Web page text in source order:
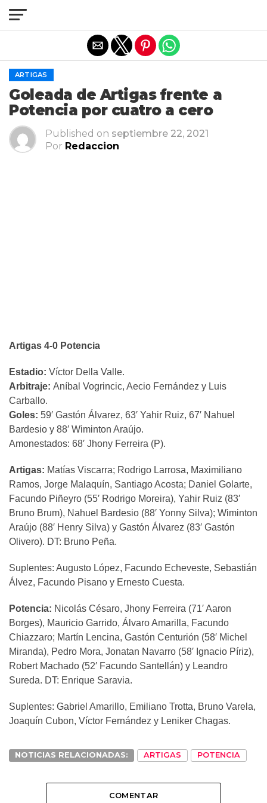
ARTIGAS
Goleada de Artigas frente a
Potencia por cuatro a cero
Published on septiembre 22, 2021
Por Redaccion
Artigas 4-0 Potencia
Estadio: Víctor Della Valle.
Arbitraje: Aníbal Vogrincic, Aecio Fernández y Luis
Carballo.
Goles: 59′ Gastón Álvarez, 63′ Yahir Ruiz, 67′ Nahuel
Bardesio y 88′ Wiminton Araújo.
Amonestados: 68′ Jhony Ferreira (P).
Artigas: Matías Viscarra; Rodrigo Larrosa, Maximiliano
Ramos, Jorge Malaquín, Santiago Acosta; Daniel Golarte,
Facundo Piñeyro (55′ Rodrigo Moreira), Yahir Ruiz (83′
Bruno Brum), Nahuel Bardesio (88′ Yonny Silva); Wiminton
Araújo (88′ Henry Silva) y Gastón Álvarez (83′ Gastón
Olivero). DT: Bruno Peña.
Suplentes: Augusto López, Facundo Echeveste, Sebastián
Álvez, Facundo Pisano y Ernesto Cuesta.
Potencia: Nicolás Césaro, Jhony Ferreira (71′ Aaron
Borges), Mauricio Garrido, Álvaro Amarilla, Facundo
Chiazzaro; Martín Lencina, Gastón Centurión (58′ Michel
Miranda), Pedro Mora, Jonatan Navarro (58′ Ignacio Píriz),
Robert Machado (52′ Facundo Santellán) y Leandro
Sureda. DT: Enrique Saravia.
Suplentes: Gabriel Amarillo, Emiliano Trotta, Bruno Varela,
Joaquín Cubon, Víctor Fernández y Leniker Chagas.
NOTICIAS RELACIONADAS: ARTIGAS POTENCIA
COMENTAR